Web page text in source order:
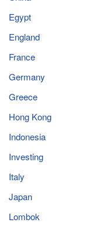
Egypt
England
France
Germany
Greece
Hong Kong
Indonesia
Investing
Italy
Japan
Lombok